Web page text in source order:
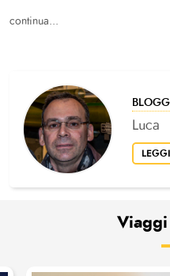
continua...
Luca